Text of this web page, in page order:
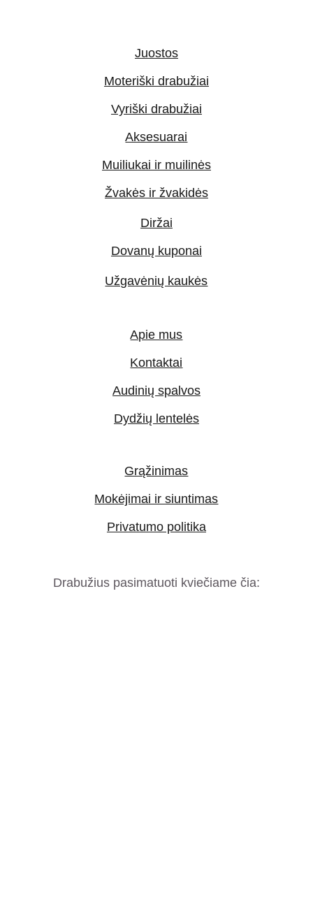
Mokėjimai ir siuntimas
Apie mus
Grąžinimas
Drabužius pasimatuoti kviečiame čia:
Privatumo politika
Moteriški drabužiai
Vyriški drabužiai
Aksesuarai
Muiliukai ir muilinės
Kontaktai
Audinių spalvos
Dydžių lentelės
Žvakės ir žvakidės
Dovanų kuponai
Juostos
Diržai
Užgavėnių kaukės